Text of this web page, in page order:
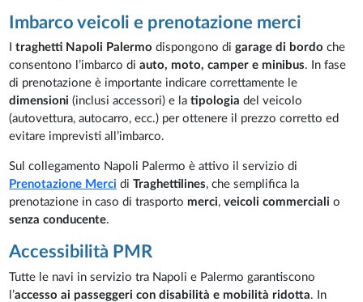
Imbarco veicoli e prenotazione merci
Itraghetti Napoli Palermo dispongono digarage di bordo che
consentono l’imbarco diauto, moto, camper e minibus. In fase
di prenotazione è importante indicare correttamente le
dimensioni (inclusi accessori) e latipologia del veicolo
(autovettura, autocarro, ecc.) per ottenere il prezzo corretto ed
evitare imprevisti all’imbarco.
Sul collegamento Napoli Palermo è attivo il servizio di
Prenotazione Merci diTraghettilines, che semplifica la
prenotazione in caso di trasporto merci,veicoli commerciali o
senza conducente.
Accessibilità PMR
Tutte le navi in servizio tra Napoli e Palermo garantiscono
l’accesso ai passeggeri con disabilità e mobilità ridotta. In